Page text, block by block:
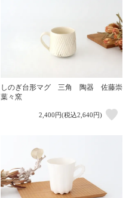
しのぎ台形マグ 三角 陶器 佐藤崇
葉々窯
2,400円(税込2,640円)